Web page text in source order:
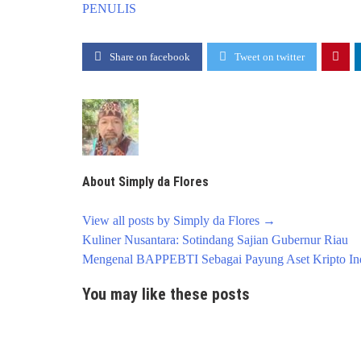
PENULIS
Share on facebook Tweet on twitter
About Simply da Flores
View all posts by Simply da Flores →
Post
navigation
Kuliner Nusantara: Sotindang Sajian Gubernur Riau
Mengenal BAPPEBTI Sebagai Payung Aset Kripto
You may like these posts